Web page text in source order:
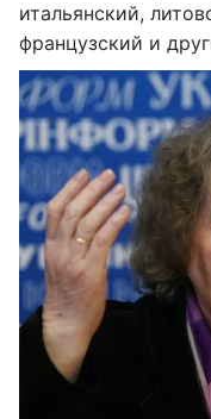
итальянский,
французский и